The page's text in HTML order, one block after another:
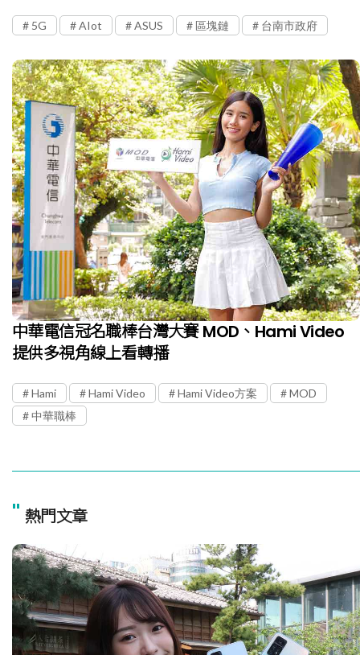
5G AIot ASUS 區塊鏈 台南市政府
中華電信冠名職棒台灣大賽 MOD、Hami Video
提供多視角線上看轉播
Hami Hami Video Hami Video方案
MOD
中華職棒
" 熱門文章